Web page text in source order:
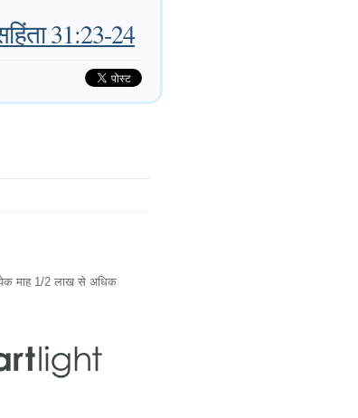
31:23-24
माह 1/2 लाख से अधिक